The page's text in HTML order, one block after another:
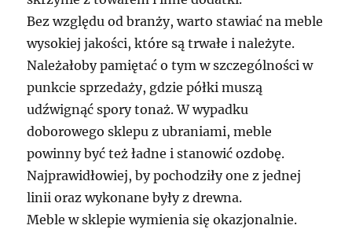
Bez względu od branży, warto stawiać na meble
wysokiej jakości, które są trwałe i należyte.
Należałoby pamiętać o tym w szczególności w
punkcie sprzedaży, gdzie półki muszą
udźwignąć spory tonaż. W wypadku
doborowego sklepu z ubraniami, meble
powinny być też ładne i stanowić ozdobę.
Najprawidłowiej, by pochodziły one z jednej
linii oraz wykonane były z drewna.
Meble w sklepie wymienia się okazjonalnie.